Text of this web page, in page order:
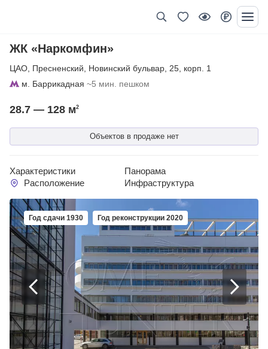
ЖК «Наркомфин»
ЦАО Пресненский Новинский бульвар 25 корп. 1
м. Баррикадная ~5 мин. пешком
Объектов в продаже нет
28.7 — 128 м2
Характеристики
Панорама
Расположение
Инфраструктура
Год сдачи 1930 Год реконструкции 2020